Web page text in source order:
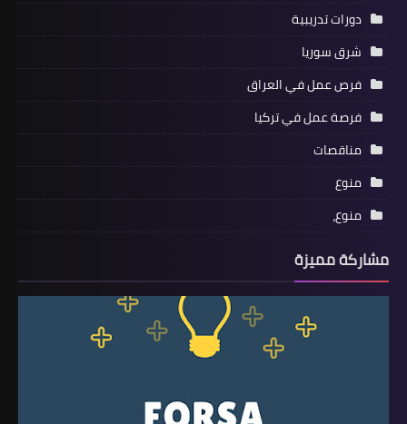
دورات تدريبية
شرق سوريا
فرص عمل في العراق
فرصة عمل في تركيا
مناقصات
منوع
منوع،
مشاركة مميزة